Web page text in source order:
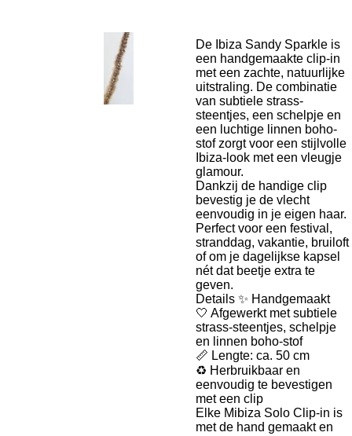
De Ibiza Sandy Sparkle is
een handgemaakte clip-in
met een zachte, natuurlijke
uitstraling. De combinatie
van subtiele strass-
steentjes, een schelpje en
een luchtige linnen boho-
stof zorgt voor een stijlvolle
Ibiza-look met een vleugje
glamour.
Dankzij de handige clip
bevestig je de vlecht
eenvoudig in je eigen haar.
Perfect voor een festival,
stranddag, vakantie, bruiloft
of om je dagelijkse kapsel
nét dat beetje extra te
geven.
Details ✨ Handgemaakt
🤍 Afgewerkt met subtiele
strass-steentjes, schelpje
en linnen boho-stof
📏 Lengte: ca. 50 cm
♻️ Herbruikbaar en
eenvoudig te bevestigen
met een clip
Elke Mibiza Solo Clip-in is
met de hand gemaakt en